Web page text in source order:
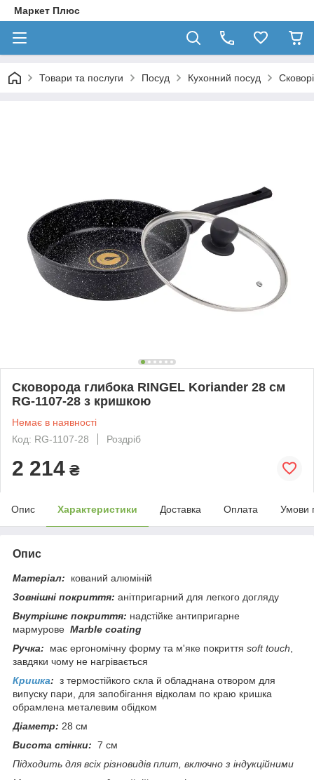
Маркет Плюс
Товари та послуги Посуд Кухонний посуд
Сковорода глибока RINGEL Koriander 28 см
RG-1107-28 з кришкою
Немає в наявності
Код: RG-1107-28
Роздріб
2 214 ₴
Опис Характеристики Доставка Оплата Умови
Опис
Матеріал:
кований алюміній
Зовнішні покриття: анітпригарний для легкого догляду
Внутрішнє покриття: надстійке антипригарне
мармурове Marble coating
Ручка:
має ергономічну форму та м'яке покриття soft touch
завдяки чому не нагрівається
Кришка: з термостійкого скла й обладнана отвором для
випуску пари, для запобігання відколам по краю кришка
обрамлена металевим обідком
Діаметр: 28 см
Висота стінки: 7 см
Підходить для всіх різновидів плит, включно з індукційними